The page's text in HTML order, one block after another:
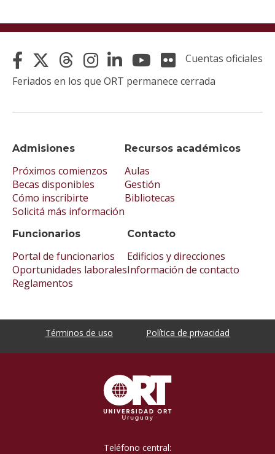
Admisiones
Próximos comienzos
Becas disponibles
Cómo inscribirte
Solicitá más información
Recursos académicos
Aulas
Gestión
Bibliotecas
Funcionarios
Portal de funcionarios
Oportunidades laborales
Reglamentos
Contacto
Edificios y direcciones
Información de contacto
Cuentas oficiales
Feriados en los que ORT permanece cerrada
Términos de uso Política de privacidad
Teléfono central: